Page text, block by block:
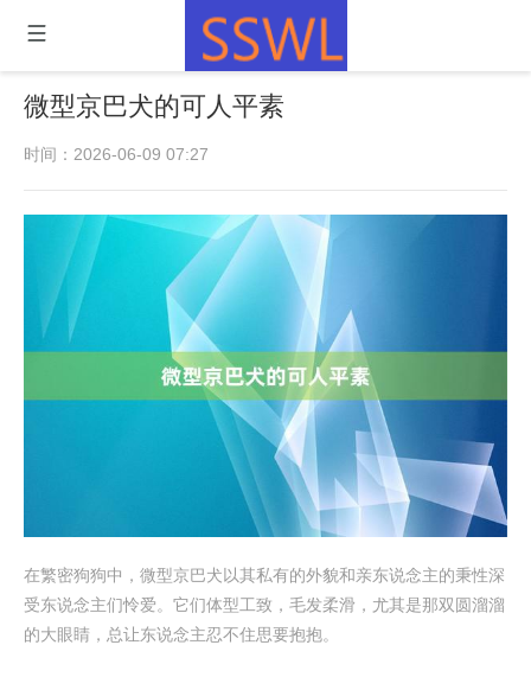
微型京巴犬的可人平素
时间：2026-06-09 07:27
在繁密狗狗中，微型京巴犬以其私有的外貌和亲东说念主的秉性深
受东说念主们怜爱。它们体型工致，毛发柔滑，尤其是那双圆溜溜
的大眼睛，总让东说念主忍不住思要抱抱。